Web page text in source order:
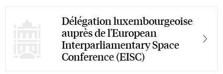
Délégation luxembourgeoise
auprès de l'European
Interparliamentary Space
Conference (EISC)